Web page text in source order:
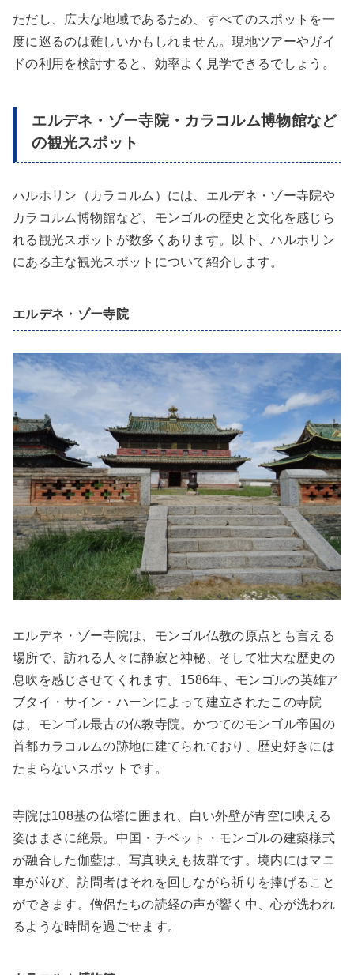
ただし、広大な地域であるため、すべてのスポットを一
度に巡るのは難しいかもしれません。現地ツアーやガイ
ドの利用を検討すると、効率よく見学できるでしょう。
エルデネ・ゾー寺院・カラコルム博物館など
の観光スポット
ハルホリン（カラコルム）には、エルデネ・ゾー寺院や
カラコルム博物館など、モンゴルの歴史と文化を感じら
れる観光スポットが数多くあります。以下、ハルホリン
にある主な観光スポットについて紹介します。
エルデネ・ゾー寺院
エルデネ・ゾー寺院は、モンゴル仏教の原点とも言える
場所で、訪れる人々に静寂と神秘、そして壮大な歴史の
息吹を感じさせてくれます。1586年、モンゴルの英雄ア
ブタイ・サイン・ハーンによって建立されたこの寺院
は、モンゴル最古の仏教寺院。かつてのモンゴル帝国の
首都カラコルムの跡地に建てられており、歴史好きには
たまらないスポットです。
寺院は108基の仏塔に囲まれ、白い外壁が青空に映える
姿はまさに絶景。中国・チベット・モンゴルの建築様式
が融合した伽藍は、写真映えも抜群です。境内にはマニ
車が並び、訪問者はそれを回しながら祈りを捧げること
ができます。僧侶たちの読経の声が響く中、心が洗われ
るような時間を過ごせます。